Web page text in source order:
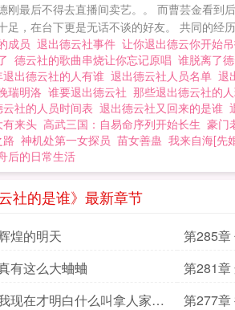
刚最后不得去直播间卖艺。。 而曹芸金看到
足，在台下更是无话不谈的好友。 共同的经
成员 退出德云社事件 让你退出德云你开始
德云社的歌曲串烧让你忘记原唱 谁脱离了
退出德云社的人有谁 退出德云社人员名单 退
瑞明洛 谁要退出德云社 那些退出德云社的
社的人员时间表 退出德云社又回来的是谁
来头 高武三国：自易命序列开始长生 豪门
神机处第一女探员 苗女善蛊 我来自海[先
后的日常生活
社的是谁》最新章节
煌的明天 第285章
有这么大蛐蛐
第281章
马掉茶
现在才明白什么叫拿人家手
第277章